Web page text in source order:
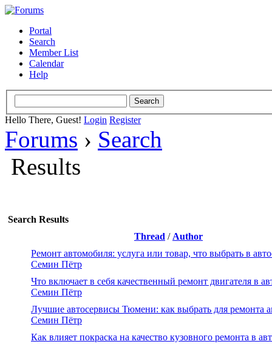
Portal
Search
Member List
Calendar
Help
Hello There, Guest! Login Register
Forums › Search
Results
Search Results
Thread / Author
Ремонт автомобиля: услуга или товар, что выбрать в
Семин Пётр
Что включает в себя качественный ремонт двигателя в
Семин Пётр
Лучшие автосервисы Тюмени: как выбрать для ремонта
Семин Пётр
Как влияет покраска на качество кузовного ремонта в